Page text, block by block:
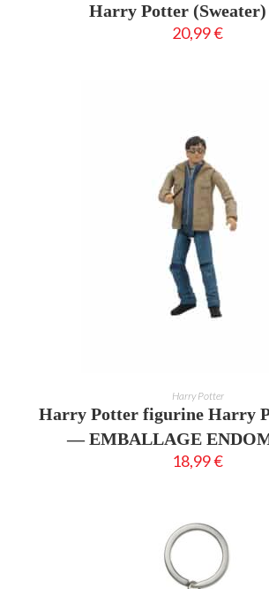
Harry Potter (Sweater)
20,99€
AJOUTER AU PANIER
Harry Potter
Harry Potter figurine Harry
— EMBALLAGE
18,99€